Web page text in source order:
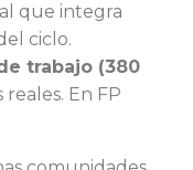
que integra
ciclo.
trabajo (380
En FP